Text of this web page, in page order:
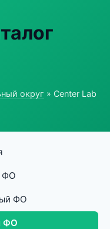
округ » Center Lab
ФО
ФО
ФО